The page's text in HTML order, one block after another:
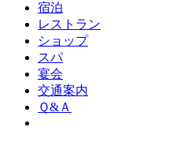
宿泊
レストラン
ショップ
スパ
宴会
交通案内
Ｑ&Ａ